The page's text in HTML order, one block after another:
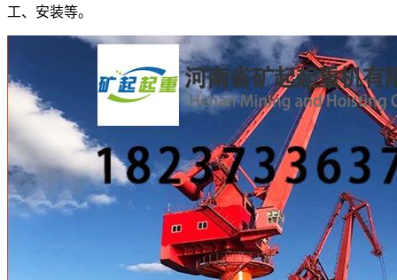
工、安装等。